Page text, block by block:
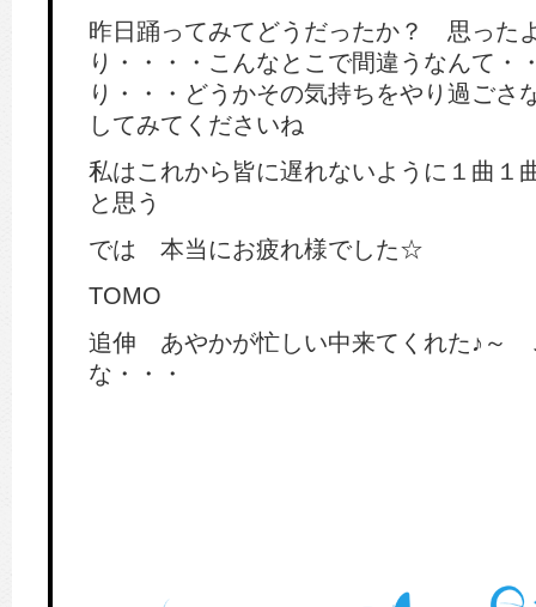
昨日踊ってみてどうだったか？ 思った
り・・・・こんなとこで間違うなんて・
り・・・どうかその気持ちをやり過ごさ
してみてくださいね
私はこれから皆に遅れないように１曲１
と思う
では 本当にお疲れ様でした☆
TOMO
追伸 あやかが忙しい中来てくれた♪～
な・・・